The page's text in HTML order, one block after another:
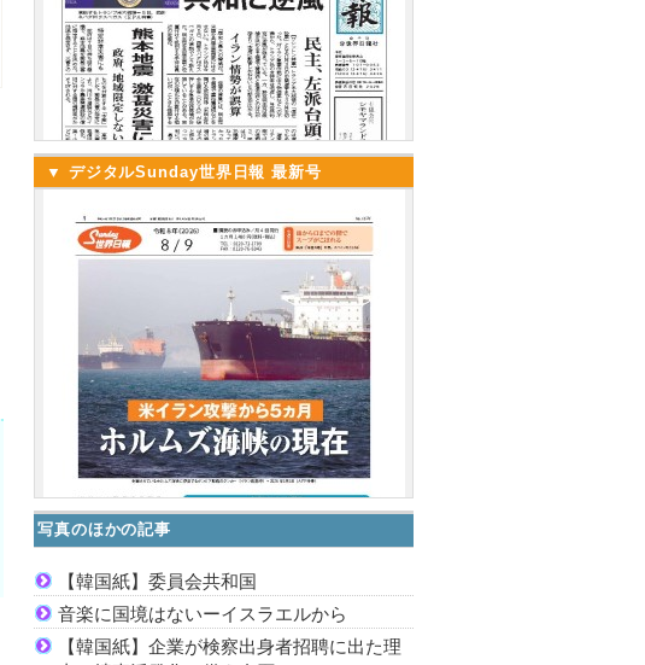
▼ デジタルSunday世界日報 最新号
写真のほかの記事
【韓国紙】委員会共和国
音楽に国境はないーイスラエルから
【韓国紙】企業が検察出身者招聘に出た理